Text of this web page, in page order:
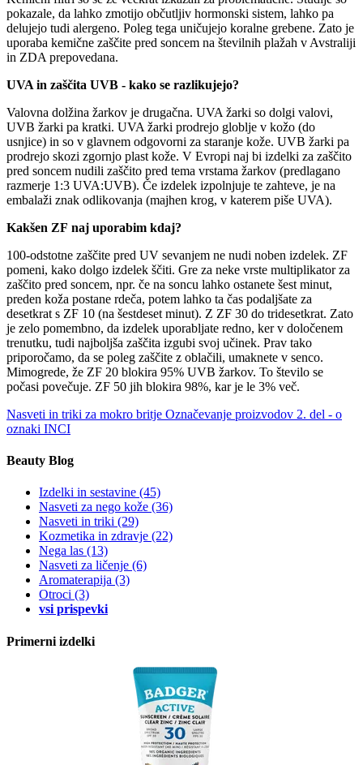
pokazale, da lahko zmotijo občutljiv hormonski sistem, lahko pa
delujejo tudi alergeno. Poleg tega uničujejo koralne grebene. Zato je
uporaba kemične zaščite pred soncem na številnih plažah v Avstraliji
in ZDA prepovedana.
UVA in zaščita UVB - kako se razlikujejo?
Valovna dolžina žarkov je drugačna. UVA žarki so dolgi valovi,
UVB žarki pa kratki. UVA žarki prodrejo globlje v kožo (do
usnjice) in so v glavnem odgovorni za staranje kože. UVB žarki pa
prodrejo skozi zgornjo plast kože. V Evropi naj bi izdelki za zaščito
pred soncem nudili zaščito pred tema vrstama žarkov (predlagano
razmerje 1:3 UVA:UVB). Če izdelek izpolnjuje te zahteve, je na
embalaži znak odlikovanja (majhen krog, v katerem piše UVA).
Kakšen ZF naj uporabim kdaj?
100-odstotne zaščite pred UV sevanjem ne nudi noben izdelek. ZF
pomeni, kako dolgo izdelek ščiti. Gre za neke vrste multiplikator za
zaščito pred soncem, npr. če na soncu lahko ostanete šest minut,
preden koža postane rdeča, potem lahko ta čas podaljšate za
desetkrat s ZF 10 (na šestdeset minut). Z ZF 30 do tridesetkrat. Zato
je zelo pomembno, da izdelek uporabljate redno, ker v določenem
trenutku, tudi najboljša zaščita izgubi svoj učinek. Prav tako
priporočamo, da se poleg zaščite z oblačili, umaknete v senco.
Mimogrede, že ZF 20 blokira 95% UVB žarkov. To število se
počasi povečuje. ZF 50 jih blokira 98%, kar je le 3% več.
Nasveti in triki za mokro britje Označevanje proizvodov 2. del - o
oznaki INCI
Beauty Blog
Izdelki in sestavine (45)
Nasveti za nego kože (36)
Nasveti in triki (29)
Kozmetika in zdravje (22)
Nega las (13)
Nasveti za ličenje (6)
Aromaterapija (3)
Otroci (3)
vsi prispevki
Primerni izdelki